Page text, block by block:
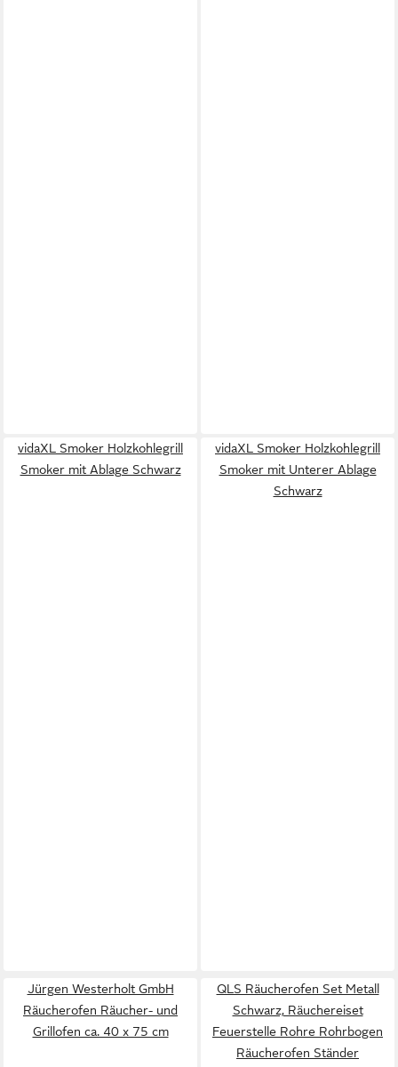
vidaXL Smoker Holzkohlegrill
Smoker mit Ablage Schwarz
vidaXL Smoker Holzkohlegrill
Smoker mit Unterer Ablage
Schwarz
Jürgen Westerholt GmbH
Räucherofen Räucher- und
Grillofen ca. 40 x 75 cm
QLS Räucherofen Set Metall
Schwarz, Räuchereiset
Feuerstelle Rohre Rohrbogen
Räucherofen Ständer